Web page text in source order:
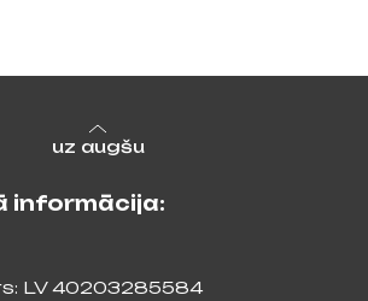
informācija:
LV 40203285584
uz augšu